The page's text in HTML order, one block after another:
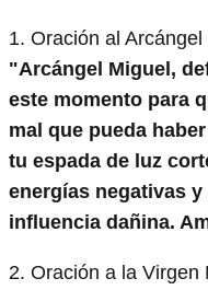
1. Oración al Arcángel
"Arcángel Miguel,
este momento para
mal que pueda
tu espada de luz
energías negativas
influencia dañina.
2. Oración a la Virgen